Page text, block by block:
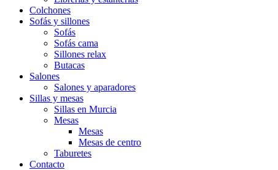
Colchones
Sofás y sillones
Sofás
Sofás cama
Sillones relax
Butacas
Salones
Salones y aparadores
Sillas y mesas
Sillas en Murcia
Mesas
Mesas
Mesas de centro
Taburetes
Contacto